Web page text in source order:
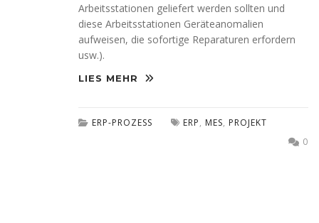
Arbeitsstationen geliefert werden sollten und
diese Arbeitsstationen Geräteanomalien
aufweisen, die sofortige Reparaturen erfordern
usw.).
LIES MEHR
ERP-PROZESS ERP, MES, PROJEKT
0